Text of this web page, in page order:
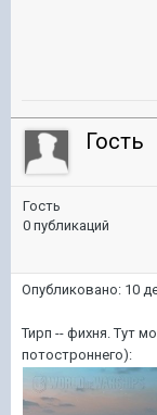
Гость
Гость
0 публикаций
Опубликовано: 10
Тирп -- фихня. Тут
потостроннего):